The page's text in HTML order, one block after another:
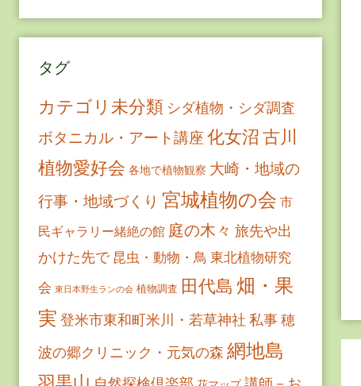
タグ
カテゴリ未分類 シダ植物・シダ調査
ボタニカル・アート講座 化女沼古川
植物愛好会 各地で植物観察 大崎・地域の
行事・地域づくり 宮城植物の会 市
民ギャラリー緒絶の館 庭の木々 旅先や出
かけた先で 昆虫・動物・鳥 東北植物研究
会 東日本野生ランの会 植物調査 田代島 畑・果
実 登米市東和町米川・若草神社 私事穂
波の郷クリニック・元気の森 網地島